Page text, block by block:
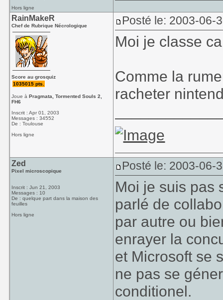
Hors ligne
RainMakeR
Chef de Rubrique Nécrologique
Score au grosquiz
1035015 pts.
Joue àPragmata, Tormented Souls 2,
FH6
Inscrit : Apr 01, 2003
Messages : 34552
De : Toulouse
Hors ligne
Posté le: 2003-06-
Moi je classe
Comme la
racheter
Zed
Pixel microscopique
Inscrit : Jun 21, 2003
Messages : 10
De : quelque part dans la maison des
feuilles
Hors ligne
Posté le: 2003-06-
Moi je suis pas
parlé de
par autre ou
enrayer la
et Microsoft se
ne pas se
conditionel.